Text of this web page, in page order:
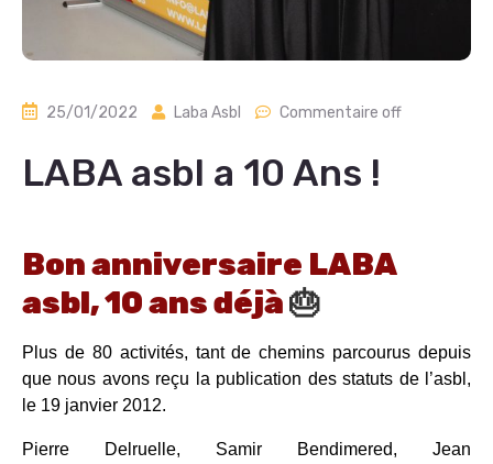
25/01/2022 Laba Asbl Commentaire off
LABA asbl a 10 Ans !
Bon anniversaire LABA
asbl, 10 ans déjà🎂
Plus de 80 activités, tant de chemins parcourus depuis
que nous avons reçu la publication des statuts de l’asbl,
le 19 janvier 2012.
Pierre Delruelle, Samir Bendimered, Jean